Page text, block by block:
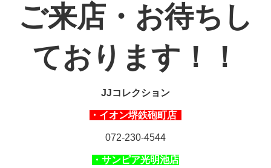
ご来店・お待ちし
ております！！
JJコレクション
・イオン堺鉄砲町店
072-230-4544
・サンピア光明池店